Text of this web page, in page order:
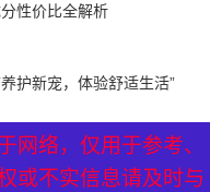
性价比全解析
护新宠，体验舒适生活”
网络，仅用于参考、
或不实信息请及时与
热点关注
网络，仅用于参考、
或不实信息请及时与